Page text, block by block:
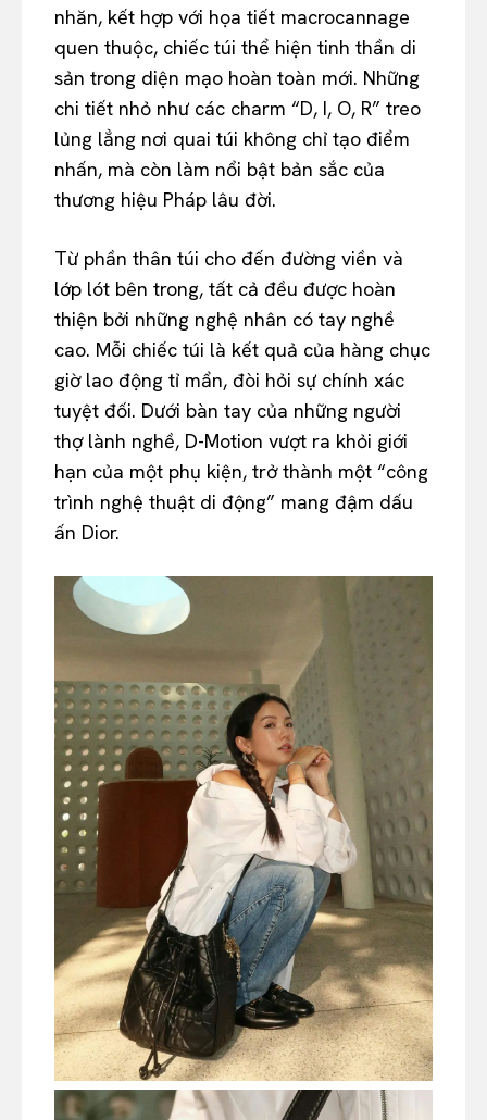
nhăn, kết hợp với họa tiết macrocannage
quen thuộc, chiếc túi thể hiện tinh thần di
sản trong diện mạo hoàn toàn mới. Những
chi tiết nhỏ như các charm “D, I, O, R” treo
lủng lẳng nơi quai túi không chỉ tạo điểm
nhấn, mà còn làm nổi bật bản sắc của
thương hiệu Pháp lâu đời.
Từ phần thân túi cho đến đường viền và
lớp lót bên trong, tất cả đều được hoàn
thiện bởi những nghệ nhân có tay nghề
cao. Mỗi chiếc túi là kết quả của hàng chục
giờ lao động tỉ mẩn, đòi hỏi sự chính xác
tuyệt đối. Dưới bàn tay của những người
thợ lành nghề, D-Motion vượt ra khỏi giới
hạn của một phụ kiện, trở thành một “công
trình nghệ thuật di động” mang đậm dấu
ấn Dior.